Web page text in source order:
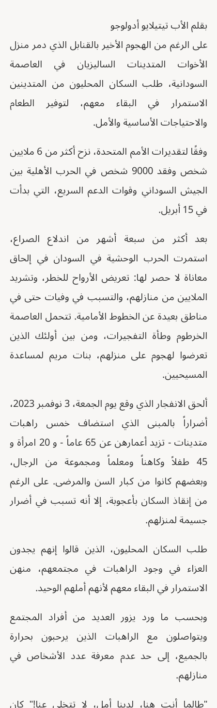
بقلم الأب تيتيلايو أدولوجو
على الرغم من الهجوم الأخير بالقنابل الذي دمر منزل
الأخوات المتدينات الساليزيان في العاصمة
السودانية، طلب السكان المحليون من المتدينين
الاستمرار في البقاء معهم، لتوفير الطعام
والاحتياجات الأساسية والأمل.
وفقًا لتقديرات الأمم المتحدة، نزح أكثر من 6 ملايين
شخص وفقد 9000 شخص في الحرب الأهلية بين
الجيش السوداني وقوات الدعم السريع، التي بدأت
في 15 أبريل.
بعد أكثر من سبعة أشهر من اندلاع الصراع،
استمرت الحرب الوحشية في السودان في إلحاق
معاناة لا حصر لها: تعريض الأرواح للخطر، وتشريد
الملايين من منازلهم، والتسبب في وفيات حتى في
مناطق بعيدة عن الخطوط الأمامية. تتحمل العاصمة
الخرطوم وطأة التفجيرات، ومن بين أولئك الذين
تعرضوا لهجوم على منزلهم، بنات مريم لمساعدة
المسيحيين.
ألحق الانفجار الذي وقع يوم الجمعة، 3 نوفمبر 2023،
أضراراً بالمبنى الذي استضاف خمس راهبات
متدينات - تزيد أعمارهن عن 65 عاماً - و 20 امرأة و
45 طفلاً وكاهناً ومعلماً ومجموعة من الرجال،
وبعضهم كانوا من كبار السن والمرضى. على الرغم
من إنقاذ السكان بأعجوبة، إلا أنه تسبب في أضرار
جسيمة لمنزلهم.
طلب السكان المحليون، الذين قالوا إنهم يجدون
العزاء في وجود الراهبات في مجتمعهم، منهن
الاستمرار في البقاء معهم لأنهم أملهم الوحيد.
وبحسب ما ورد يزور العديد من أفراد المجتمع
ويتواصلون مع الراهبات الذين يرحبون بحرارة
بالجميع، إلى حد عدم معرفة عدد الأشخاص في
منازلهم.